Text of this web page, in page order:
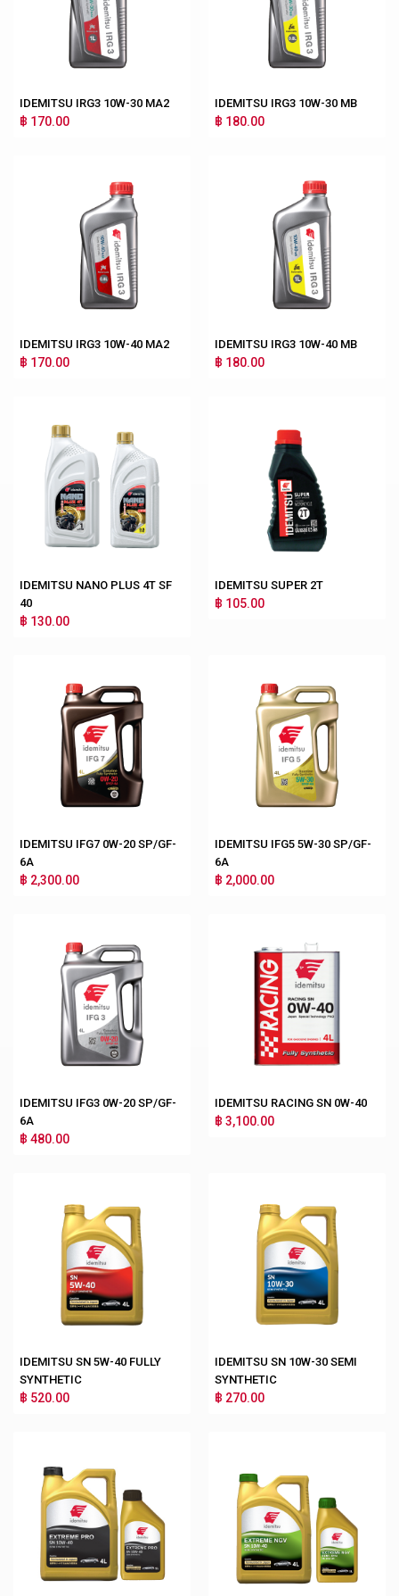
IDEMITSU IRG3 10W-30 MA2
฿ 170.00
IDEMITSU IRG3 10W-30 MB
฿ 180.00
IDEMITSU IRG3 10W-40 MA2
฿ 170.00
IDEMITSU IRG3 10W-40 MB
฿ 180.00
IDEMITSU NANO PLUS 4T SF
40
฿ 130.00
IDEMITSU SUPER 2T
฿ 105.00
IDEMITSU IFG7 0W-20 SP/GF-
6A
฿ 2,300.00
IDEMITSU IFG5 5W-30 SP/GF-
6A
฿ 2,000.00
IDEMITSU IFG3 0W-20 SP/GF-
6A
฿ 480.00
IDEMITSU RACING SN 0W-40
฿ 3,100.00
IDEMITSU SN 5W-40 FULLY
SYNTHETIC
฿ 520.00
IDEMITSU SN 10W-30 SEMI
SYNTHETIC
฿ 270.00